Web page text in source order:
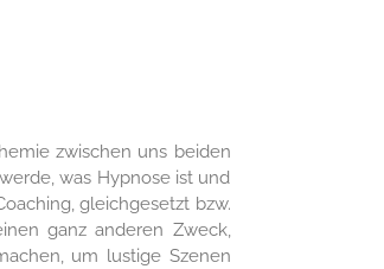
zwischen uns beiden
was Hypnose ist und
gleichgesetzt bzw.
ganz anderen Zweck,
um lustige Szenen